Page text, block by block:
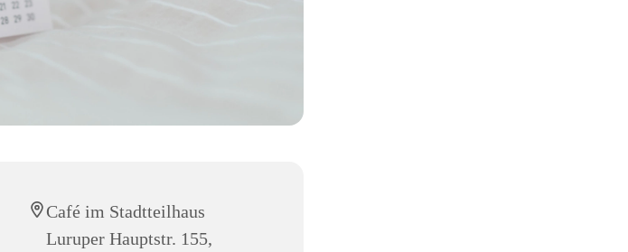
Café im Stadtteilhaus
Luruper Hauptstr. 155,